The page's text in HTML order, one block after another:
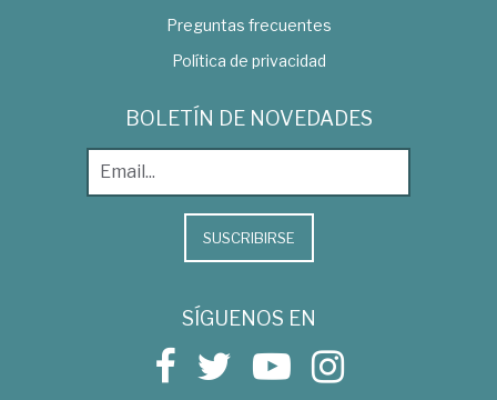
Preguntas frecuentes
Política de privacidad
BOLETÍN DE NOVEDADES
SUSCRIBIRSE
SÍGUENOS EN